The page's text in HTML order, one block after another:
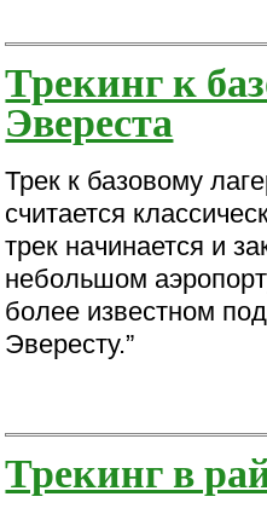
Трекинг к
Эвереста
Трек к базовому
считается
трек начинается и
небольшом
более известном
Эвересту.”
Трекинг в